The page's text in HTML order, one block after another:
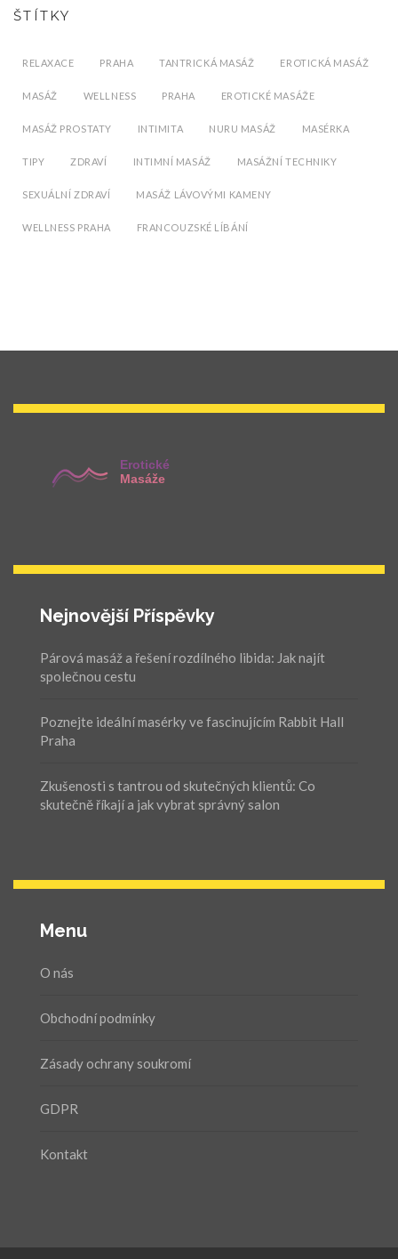
ŠTÍTKY
RELAXACE PRAHA TANTRICKÁ MASÁŽ EROTICKÁ MASÁŽ
MASÁŽ WELLNESS PRAHA EROTICKÉ MASÁŽE
MASÁŽ PROSTATY INTIMITA NURU MASÁŽ MASÉRKA
TIPY ZDRAVÍ INTIMNÍ MASÁŽ MASÁŽNÍ TECHNIKY
SEXUÁLNÍ ZDRAVÍ MASÁŽ LÁVOVÝMI KAMENY
WELLNESS PRAHA FRANCOUZSKÉ LÍBÁNÍ
Nejnovější Příspěvky
Párová masáž a řešení rozdílného libida: Jak najít
společnou cestu
Poznejte ideální masérky ve fascinujícím Rabbit Hall
Praha
Zkušenosti s tantrou od skutečných klientů: Co
skutečně říkají a jak vybrat správný salon
Menu
O nás
Obchodní podmínky
Zásady ochrany soukromí
GDPR
Kontakt